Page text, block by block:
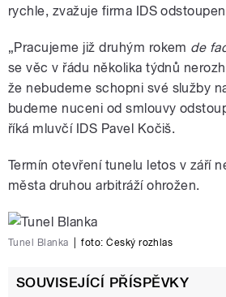
rychle, zvažuje firma IDS
„Pracujeme již druhým rokem de
se věc v řádu několika týdnů
že nebudeme schopni své služby
budeme nuceni od smlouvy
říká mluvčí IDS Pavel Kočiš.
Termín otevření tunelu letos v září
města druhou arbitráží ohrožen.
Tunel Blanka foto:Český rozhlas
SOUVISEJÍCÍ PŘÍSPĚVKY